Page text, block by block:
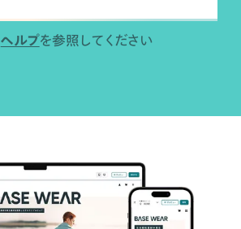
ヘルプを参照してください